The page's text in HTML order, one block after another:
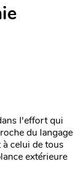
l'effort qui
du langage
celui de tous
extérieure